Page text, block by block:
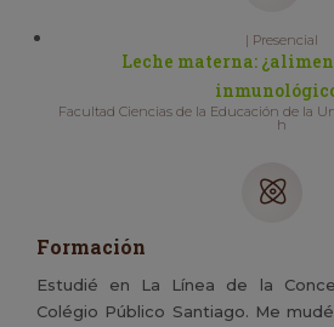
| Presencial
Leche materna:
Facultad Ciencias de la Educación de la
h
Formación
Estudié en La Línea de la
Colégio Público Santiago. Me